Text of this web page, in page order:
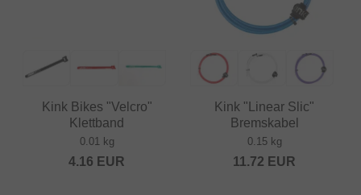
Kink Bikes "Velcro"
Klettband
0.01 kg
4.16 EUR
Kink "Linear Slic"
Bremskabel
0.15 kg
11.72 EUR